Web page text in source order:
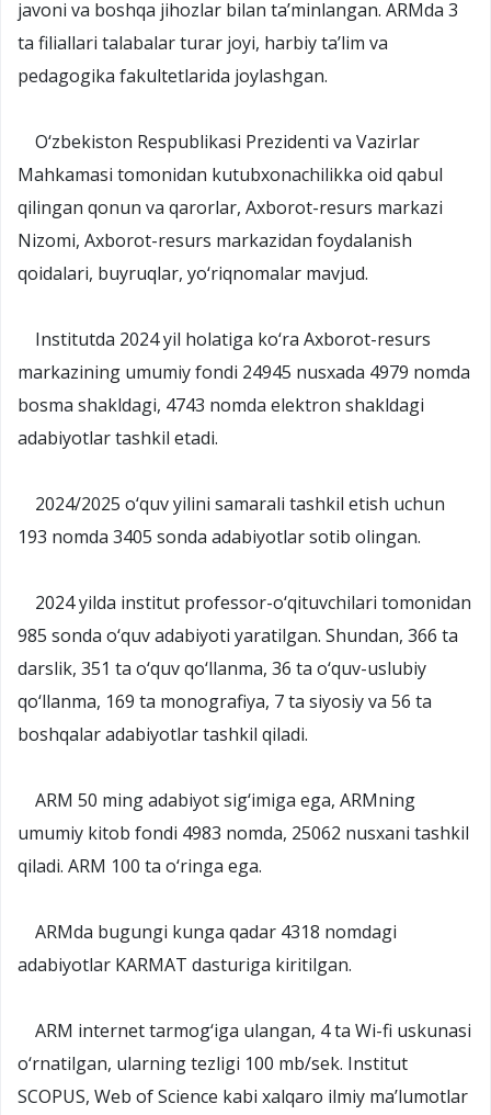
javoni va boshqa jihozlar bilan ta’minlangan. ARMda 3
ta filiallari talabalar turar joyi, harbiy ta’lim va
pedagogika fakultetlarida joylashgan.
O‘zbekiston Respublikasi Prezidenti va Vazirlar
Mahkamasi tomonidan kutubxonachilikka oid qabul
qilingan qonun va qarorlar, Axborot-resurs markazi
Nizomi, Axborot-resurs markazidan foydalanish
qoidalari, buyruqlar, yo‘riqnomalar mavjud.
Institutda 2024 yil holatiga ko‘ra Axborot-resurs
markazining umumiy fondi 24945 nusxada 4979 nomda
bosma shakldagi, 4743 nomda elektron shakldagi
adabiyotlar tashkil etadi.
2024/2025 o‘quv yilini samarali tashkil etish uchun
193 nomda 3405 sonda adabiyotlar sotib olingan.
2024 yilda institut professor-o‘qituvchilari tomonidan
985 sonda o‘quv adabiyoti yaratilgan. Shundan, 366 ta
darslik, 351 ta o‘quv qo‘llanma, 36 ta o‘quv-uslubiy
qo‘llanma, 169 ta monografiya, 7 ta siyosiy va 56 ta
boshqalar adabiyotlar tashkil qiladi.
ARM 50 ming adabiyot sig‘imiga ega, ARMning
umumiy kitob fondi 4983 nomda, 25062 nusxani tashkil
qiladi. ARM 100 ta o‘ringa ega.
ARMda bugungi kunga qadar 4318 nomdagi
adabiyotlar KARMAT dasturiga kiritilgan.
ARM internet tarmog‘iga ulangan, 4 ta Wi-fi uskunasi
o‘rnatilgan, ularning tezligi 100 mb/sek. Institut
SCOPUS, Web of Science kabi xalqaro ilmiy ma’lumotlar